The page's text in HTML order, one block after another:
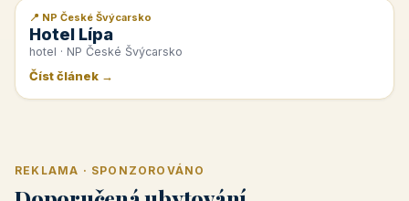
📰 PR článek
📍 NP České Švýcarsko
Hotel Lípa
hotel · NP České Švýcarsko
Číst článek →
REKLAMA · SPONZOROVÁNO